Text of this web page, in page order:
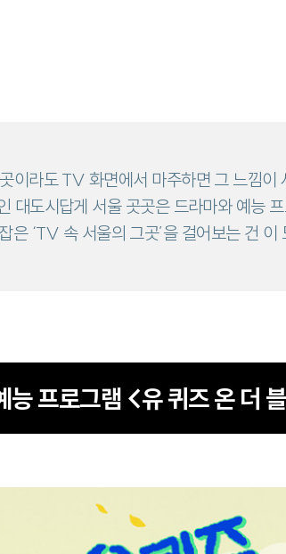
이라도 TV 화면에서 마주하면 그 느낌이
대도시답게 서울 곳곳은 드라마와 예능
은 ‘TV 속 서울의 그곳’을 걸어보는 건
능 프로그램 <유 퀴즈 온 더